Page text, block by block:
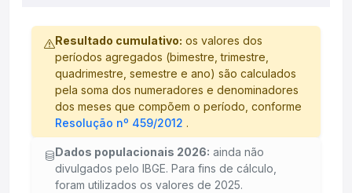
Resultado cumulativo: os valores dos
períodos agregados (bimestre, trimestre,
quadrimestre, semestre e ano) são calculados
pela soma dos numeradores e denominadores
dos meses que compõem o período, conforme
Resolução nº 459/2012 .
Dados populacionais 2026: ainda não
divulgados pelo IBGE. Para fins de cálculo,
foram utilizados os valores de 2025.